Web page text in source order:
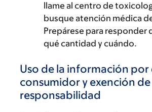
llame al centro de
busque atención médica
Prepárese para responder
qué cantidad y cuándo.
Uso de la información por
consumidor y exención de
responsabilidad